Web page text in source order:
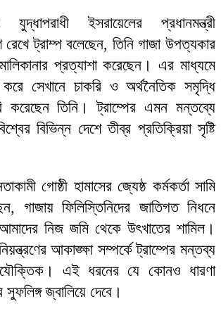
যুদ্ধাপরাধী ইসরায়েলের প্রধানমন্ত্রী
রেখে ট্রাম্প বলেছেন, তিনি গাজা উপত্যকার
মালিকানার প্রত্যাশা করেছেন। এর মাধ্যমে
করে সেখানে চাকরি ও অর্থনৈতিক সমৃদ্ধি
করেছেন তিনি। ট্রাম্পের এমন মন্তব্যে
বিভিন্ন দেশে তীব্র প্রতিক্রিয়া সৃষ্টি
গোষ্ঠী হামাসের জ্যেষ্ঠ কর্মকর্তা সামি
গাজায় ফিলিস্তিনিদের জাতিগত নিধনে
নিজ জমি থেকে উৎখাতের শামিল।
আকাঙ্ক্ষা সম্পর্কে ট্রাম্পের মন্তব্য
এই ধরনের যে কোনও ধারণা
জ্বালিয়ে দেবে।